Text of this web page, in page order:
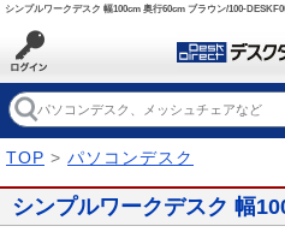
シンプルワークデスク 幅100cm 奥行60cm ブラウン/100-
TOP > パソコンデスク
シンプルワークデスク 幅